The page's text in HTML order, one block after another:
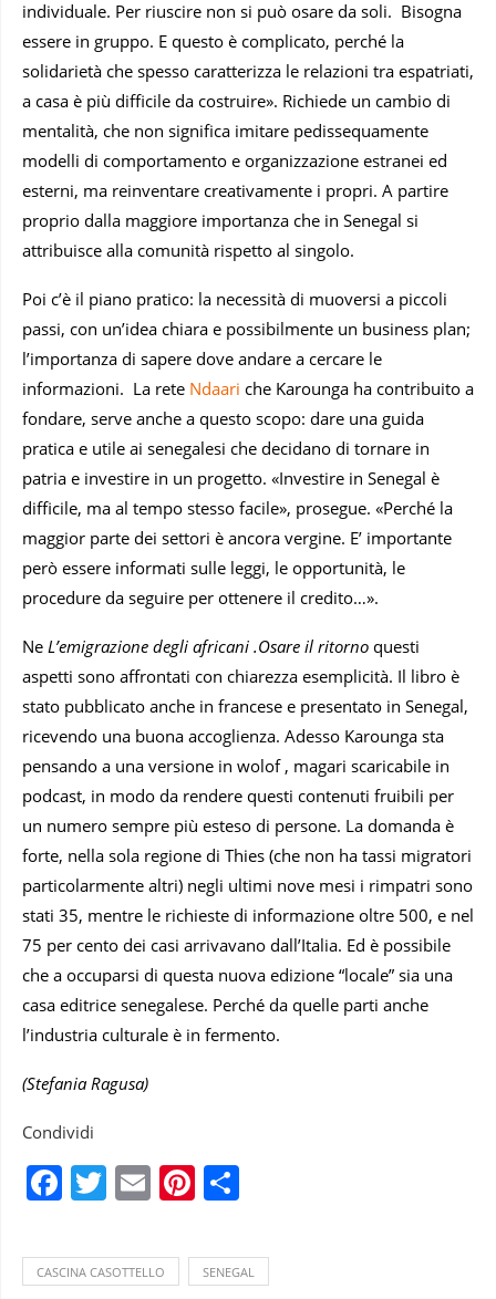
individuale. Per riuscire non si può osare da soli. Bisogna
essere in gruppo. E questo è complicato, perché la
solidarietà che spesso caratterizza le relazioni tra espatriati,
a casa è più difficile da costruire». Richiede un cambio di
mentalità, che non significa imitare pedissequamente
modelli di comportamento e organizzazione estranei ed
esterni, ma reinventare creativamente i propri. A partire
proprio dalla maggiore importanza che in Senegal si
attribuisce alla comunità rispetto al singolo.
Poi c’è il piano pratico: la necessità di muoversi a piccoli
passi, con un’idea chiara e possibilmente un business plan;
l’importanza di sapere dove andare a cercare le
informazioni. La rete Ndaari che Karounga ha contribuito a
fondare, serve anche a questo scopo: dare una guida
pratica e utile ai senegalesi che decidano di tornare in
patria e investire in un progetto. «Investire in Senegal è
difficile, ma al tempo stesso facile», prosegue. «Perché la
maggior parte dei settori è ancora vergine. E’ importante
però essere informati sulle leggi, le opportunità, le
procedure da seguire per ottenere il credito…».
Ne L’emigrazione degli africani .Osare il ritorno questi
aspetti sono affrontati con chiarezza esemplicità. Il libro è
stato pubblicato anche in francese e presentato in Senegal,
ricevendo una buona accoglienza. Adesso Karounga sta
pensando a una versione in wolof , magari scaricabile in
podcast, in modo da rendere questi contenuti fruibili per
un numero sempre più esteso di persone. La domanda è
forte, nella sola regione di Thies (che non ha tassi migratori
particolarmente altri) negli ultimi nove mesi i rimpatri sono
stati 35, mentre le richieste di informazione oltre 500, e nel
75 per cento dei casi arrivavano dall’Italia. Ed è possibile
che a occuparsi di questa nuova edizione “locale” sia una
casa editrice senegalese. Perché da quelle parti anche
l’industria culturale è in fermento.
(Stefania Ragusa)
Condividi
Facebook
Twitter
EmailPinterest
CASCINA CASOTTELLO SENEGAL